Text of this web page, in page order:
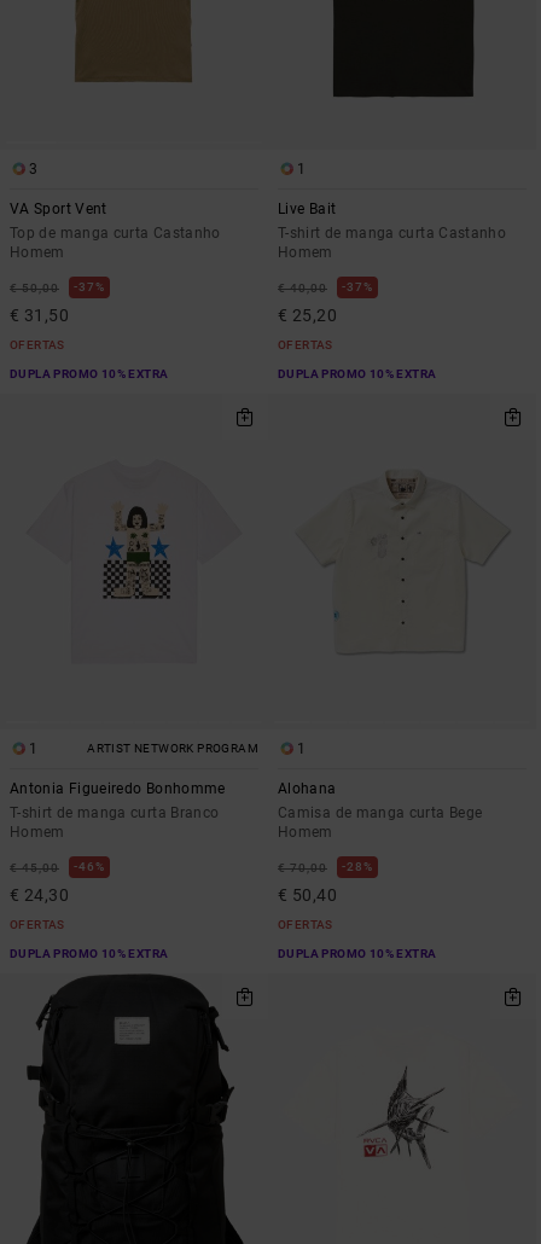
3
VA Sport Vent
Top de manga curta Castanho
Homem
€ 50,00 37%
€ 31,50
OFERTAS
DUPLA PROMO 10% EXTRA
1
Live Bait
T-shirt de manga curta Castanho
Homem
€ 40,00 37%
€ 25,20
OFERTAS
DUPLA PROMO 10% EXTRA
1 ARTIST NETWORK PROGRAM
Antonia Figueiredo Bonhomme
T-shirt de manga curta Branco
Homem
€ 45,00 46%
€ 24,30
OFERTAS
DUPLA PROMO 10% EXTRA
1
Alohana
Camisa de manga curta Bege
Homem
€ 70,00 28%
€ 50,40
OFERTAS
DUPLA PROMO 10% EXTRA